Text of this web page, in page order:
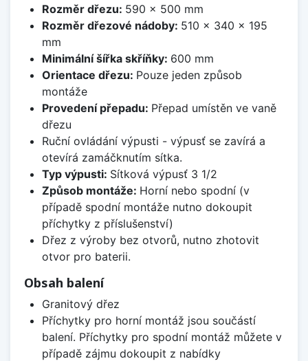
Rozměr dřezu: 590 x 500 mm
Rozměr dřezové nádoby: 510 x 340 x 195
mm
Minimální šířka skříňky: 600 mm
Orientace dřezu: Pouze jeden způsob
montáže
Provedení přepadu: Přepad umístěn ve vaně
dřezu
Ruční ovládání výpusti - výpusť se zavírá a
otevírá zamáčknutím sítka.
Typ výpusti: Sítková výpusť 3 1/2
Způsob montáže: Horní nebo spodní (v
případě spodní montáže nutno dokoupit
příchytky z příslušenství)
Dřez z výroby bez otvorů, nutno zhotovit
otvor pro baterii.
Obsah balení
Granitový dřez
Příchytky pro horní montáž jsou součástí
balení. Příchytky pro spodní montáž můžete v
případě zájmu dokoupit z nabídky